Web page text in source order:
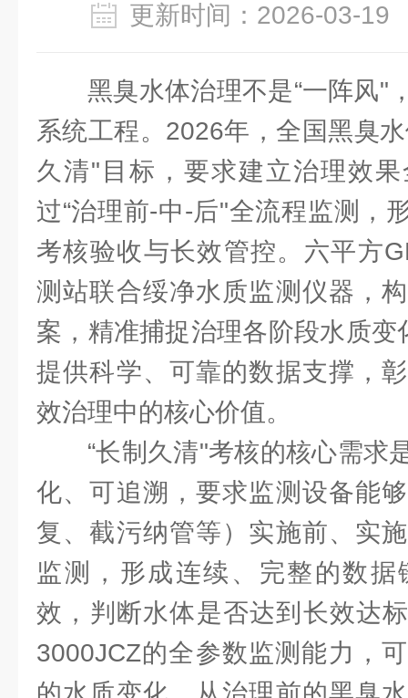
更新时间：2026-03-
黑臭水体治理不是“一阵风"
系统工程。2026年，全国黑臭
久清"目标，要求建立治理效
过“治理前-中-后"全流程监测，
考核验收与长效管控。六平方
测站联合绥净水质监测仪器，
案，精准捕捉治理各阶段水质变
提供科学、可靠的数据支撑，
效治理中的核心价值。
“长制久清"考核的核心需求
化、可追溯，要求监测设备能
复、截污纳管等）实施前、实
监测，形成连续、完整的数
效，判断水体是否达到长效达
3000JCZ的全参数监测能力，